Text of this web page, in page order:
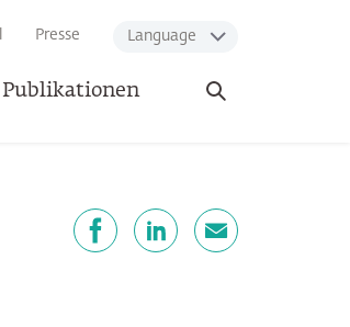
Presse Language
Publikationen
Suche
öffnen